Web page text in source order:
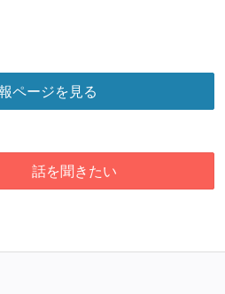
ページを見る
話を聞きたい